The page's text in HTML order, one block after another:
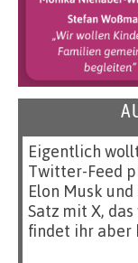
Eigentlich
Twitter-Feed
Elon Musk
Satz mit X,
findet ihr aber